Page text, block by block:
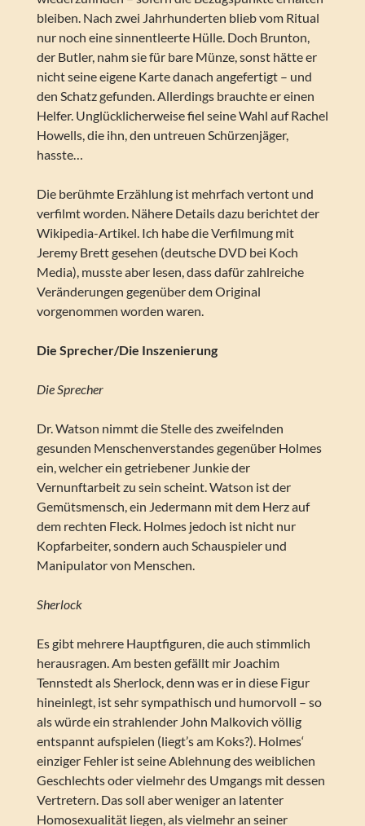
bleiben. Nach zwei Jahrhunderten blieb vom Ritual
nur noch eine sinnentleerte Hülle. Doch Brunton,
der Butler, nahm sie für bare Münze, sonst hätte er
nicht seine eigene Karte danach angefertigt – und
den Schatz gefunden. Allerdings brauchte er einen
Helfer. Unglücklicherweise fiel seine Wahl auf Rachel
Howells, die ihn, den untreuen Schürzenjäger,
hasste…
Die berühmte Erzählung ist mehrfach vertont und
verfilmt worden. Nähere Details dazu berichtet der
Wikipedia-Artikel. Ich habe die Verfilmung mit
Jeremy Brett gesehen (deutsche DVD bei Koch
Media), musste aber lesen, dass dafür zahlreiche
Veränderungen gegenüber dem Original
vorgenommen worden waren.
Die Sprecher/Die Inszenierung
Die Sprecher
Dr. Watson nimmt die Stelle des zweifelnden
gesunden Menschenverstandes gegenüber Holmes
ein, welcher ein getriebener Junkie der
Vernunftarbeit zu sein scheint. Watson ist der
Gemütsmensch, ein Jedermann mit dem Herz auf
dem rechten Fleck. Holmes jedoch ist nicht nur
Kopfarbeiter, sondern auch Schauspieler und
Manipulator von Menschen.
Sherlock
Es gibt mehrere Hauptfiguren, die auch stimmlich
herausragen. Am besten gefällt mir Joachim
Tennstedt als Sherlock, denn was er in diese Figur
hineinlegt, ist sehr sympathisch und humorvoll – so
als würde ein strahlender John Malkovich völlig
entspannt aufspielen (liegt’s am Koks?). Holmes‘
einziger Fehler ist seine Ablehnung des weiblichen
Geschlechts oder vielmehr des Umgangs mit dessen
Vertretern. Das soll aber weniger an latenter
Homosexualität liegen, als vielmehr an seiner